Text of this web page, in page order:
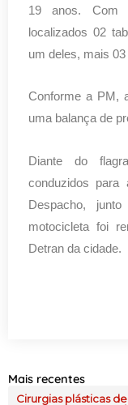
19 anos. Com
localizados 02
um deles, mais
Conforme a PM,
uma balança de
Diante do
conduzidos
Despacho,
motocicleta foi
Detran da cidade.
Mais recentes
Cirurgias plásticas